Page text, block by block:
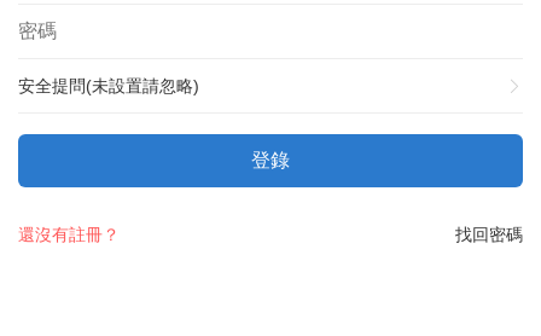
安全提問(未設置請忽略)
登錄
找回密碼
還沒有註冊？